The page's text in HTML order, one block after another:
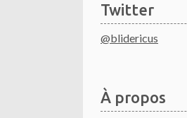
Twitter
@blidericus
À propos